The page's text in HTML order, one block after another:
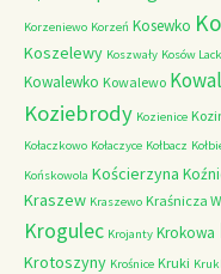
Korzeniewo Korzeń Kosewko
Koszelewy Koszwały Kosów
Kowalewko Kowalewo
Koziebrody Kozienice
Kołaczkowo Kołaczyce Kołbacz
Końskowola Kościerzyna
Kraszew Kraszewo Kraśnicza
Krogulec Krojanty Krokowa
Krotoszyny Krośnice Kruki